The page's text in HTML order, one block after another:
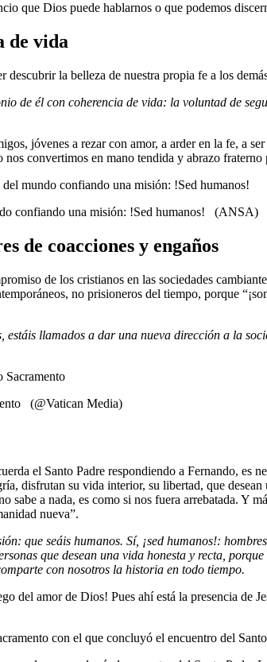
que Dios puede hablarnos o que podemos
de vida
la belleza de nuestra propia fe a los
de él con coherencia de vida: la voluntad de
jóvenes a rezar con amor, a arder en la fe, a
convertimos en mano tendida y abrazo fraterno
confiando una misión: !Sed humanos! (ANSA)
de coacciones y engaños
de los cristianos en las sociedades
no prisioneros del tiempo, porque
estáis llamados a dar una nueva dirección a la
(@Vatican Media)
el Santo Padre respondiendo a Fernando,
disfrutan su vida interior, su libertad, que
sabe a nada, es como si nos fuera arrebatada.
nueva”.
que seáis humanos. Sí, ¡sed humanos!:
que desean una vida honesta y recta,
con nosotros la historia en todo tiempo.
del amor de Dios! Pues ahí está la presencia de